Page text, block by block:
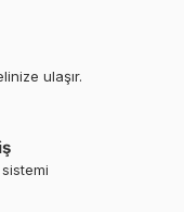
ulaşır.